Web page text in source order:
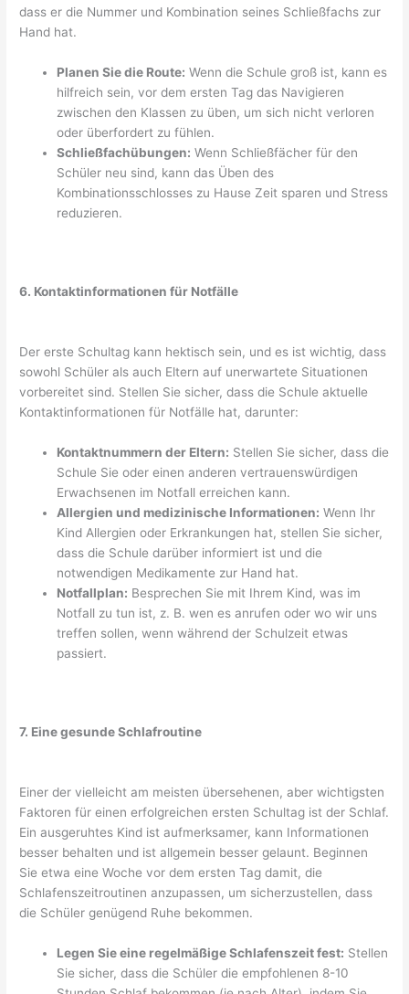
dass er die Nummer und Kombination seines Schließfachs zur
Hand hat.
Planen Sie die Route: Wenn die Schule groß ist, kann es
hilfreich sein, vor dem ersten Tag das Navigieren
zwischen den Klassen zu üben, um sich nicht verloren
oder überfordert zu fühlen.
Schließfachübungen: Wenn Schließfächer für den
Schüler neu sind, kann das Üben des
Kombinationsschlosses zu Hause Zeit sparen und Stress
reduzieren.
6. Kontaktinformationen für Notfälle
Der erste Schultag kann hektisch sein, und es ist wichtig, dass
sowohl Schüler als auch Eltern auf unerwartete Situationen
vorbereitet sind. Stellen Sie sicher, dass die Schule aktuelle
Kontaktinformationen für Notfälle hat, darunter:
Kontaktnummern der Eltern: Stellen Sie sicher, dass die
Schule Sie oder einen anderen vertrauenswürdigen
Erwachsenen im Notfall erreichen kann.
Allergien und medizinische Informationen: Wenn Ihr
Kind Allergien oder Erkrankungen hat, stellen Sie sicher,
dass die Schule darüber informiert ist und die
notwendigen Medikamente zur Hand hat.
Notfallplan: Besprechen Sie mit Ihrem Kind, was im
Notfall zu tun ist, z. B. wen es anrufen oder wo wir uns
treffen sollen, wenn während der Schulzeit etwas
passiert.
7. Eine gesunde Schlafroutine
Einer der vielleicht am meisten übersehenen, aber wichtigsten
Faktoren für einen erfolgreichen ersten Schultag ist der Schlaf.
Ein ausgeruhtes Kind ist aufmerksamer, kann Informationen
besser behalten und ist allgemein besser gelaunt. Beginnen
Sie etwa eine Woche vor dem ersten Tag damit, die
Schlafenszeitroutinen anzupassen, um sicherzustellen, dass
die Schüler genügend Ruhe bekommen.
Legen Sie eine regelmäßige Schlafenszeit fest: Stellen
Sie sicher, dass die Schüler die empfohlenen 8-10